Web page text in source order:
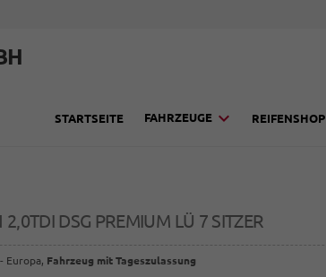
STARTSEITE FAHRZEUGE REIFENSHOP
2,0TDI DSG PREMIUM LÜ 7 SITZER
Europa, Fahrzeug mit Tageszulassung